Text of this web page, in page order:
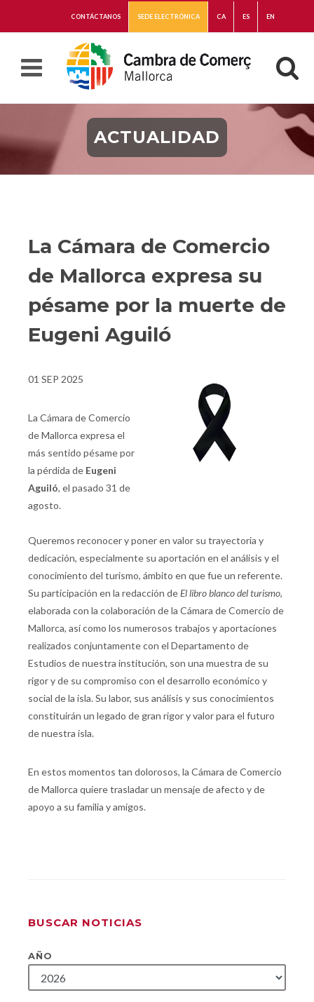
CONTÁCTANOS SEDE ELECTRÓNICA CA ES EN
ACTUALIDAD
La Cámara de Comercio
de Mallorca expresa su
pésame por la muerte de
Eugeni Aguiló
01 SEP 2025
La Cámara de Comercio
de Mallorca expresa el
más sentido pésame por
la pérdida de Eugeni
Aguiló, el pasado 31 de
agosto.
Queremos reconocer y poner en valor su trayectoria y
dedicación, especialmente su aportación en el análisis y el
conocimiento del turismo, ámbito en que fue un referente.
Su participación en la redacción deEl libro blanco del turismo,
elaborada con la colaboración de la Cámara de Comercio de
Mallorca, así como los numerosos trabajos y aportaciones
realizados conjuntamente con el Departamento de
Estudios de nuestra institución, son una muestra de su
rigor y de su compromiso con el desarrollo económico y
social de la isla. Su labor, sus análisis y sus conocimientos
constituirán un legado de gran rigor y valor para el futuro
de nuestra isla.
En estos momentos tan dolorosos, la Cámara de Comercio
de Mallorca quiere trasladar un mensaje de afecto y de
apoyo a su familia y amigos.
BUSCAR NOTICIAS
AÑO